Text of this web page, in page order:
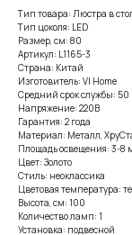
Тип товара: Люстра в
Тип цоколя: LED
Размер, см: 80
Артикул: L1165-3
Страна: Китай
Изготовитель: VI Home
Средний срок службы:
Напряжение: 220В
Гарантия: 2 года
Материал: Металл,
Площадь освещения: 3-8
Цвет: Золото
Стиль: неоклассика
Цветовая температура:
Высота, см: 100
Количество ламп: 1
Установка: подвесной